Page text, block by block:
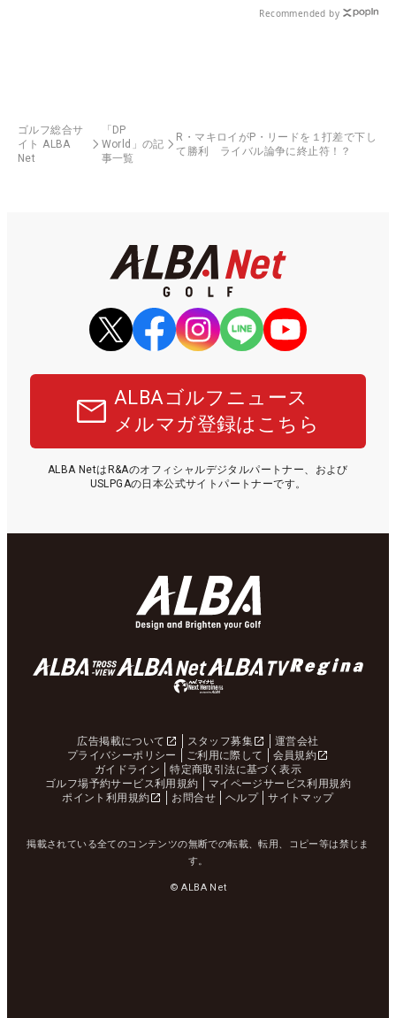
Recommended by
ゴルフ総合サ
イト ALBA
Net
「DP
World」の記
事一覧
R・マキロイがP・リードを１打差で下し
て勝利 ライバル論争に終止符！？
ALBAゴルフニュース
メルマガ登録はこちら
ALBA NetはR&Aのオフィシャルデジタルパートナー、および
USLPGAの日本公式サイトパートナーです。
広告掲載について スタッフ募集
運営会社
プライバシーポリシー
ご利用に際して
会員規約
ガイドライン
特定商取引法に基づく表示
ゴルフ場予約サービス利用規約
マイページサービス利用規約
ポイント利用規約
お問合せ ヘルプ サイトマップ
掲載されている全てのコンテンツの無断での転載、転用、コピー等は禁じま
す。
© ALBA Net